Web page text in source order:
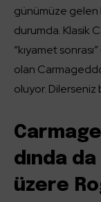
günümüze gelen
durumda. Klasik
“kıyamet
olan
oluyor. Dilerseniz
dında
üzere